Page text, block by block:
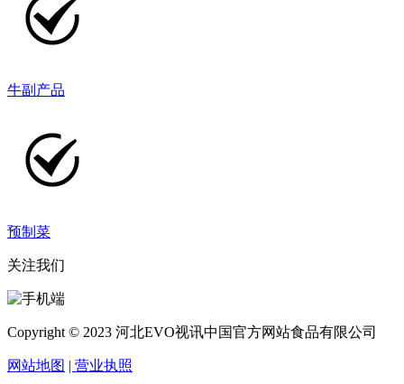
牛副产品
预制菜
关注我们
Copyright © 2023 河北EVO视讯中国官方网站食品有限公司
网站地图 | 营业执照